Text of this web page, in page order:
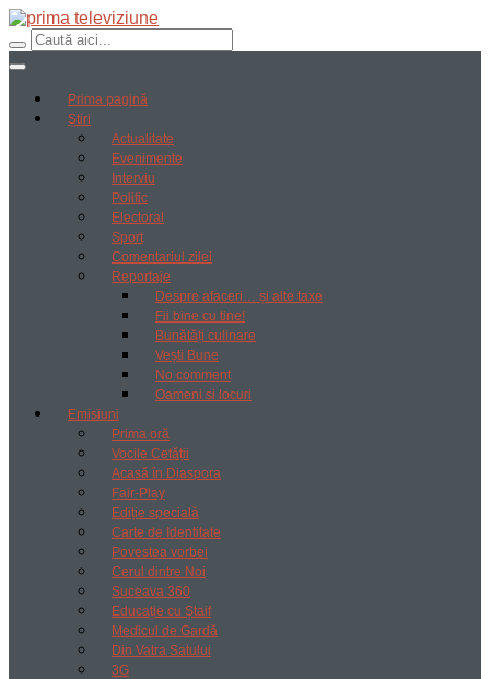
Prima pagină
Știri
Actualitate
Evenimente
Interviu
Politic
Electoral
Sport
Comentariul zilei
Reportaje
Despre afaceri… și alte taxe
Fii bine cu tine!
Bunătăți culinare
Vești Bune
No comment
Oameni si locuri
Emisiuni
Prima oră
Vocile Cetății
Acasă în Diaspora
Fair-Play
Ediție specială
Carte de Identitate
Povestea vorbei
Cerul dintre Noi
Suceava 360
Educație cu Ștaif
Medicul de Gardă
Din Vatra Satului
3G